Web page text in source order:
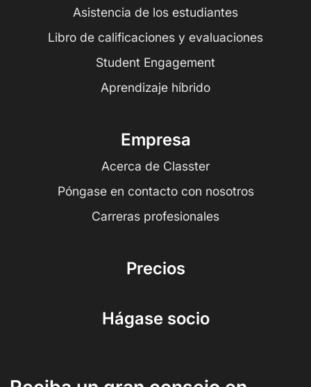
Asistencia de los estudiantes
Libro de calificaciones y evaluaciones
Student Engagement
Aprendizaje híbrido
Empresa
Acerca de Classter
Póngase en contacto con nosotros
Carreras profesionales
Precios
Hágase socio